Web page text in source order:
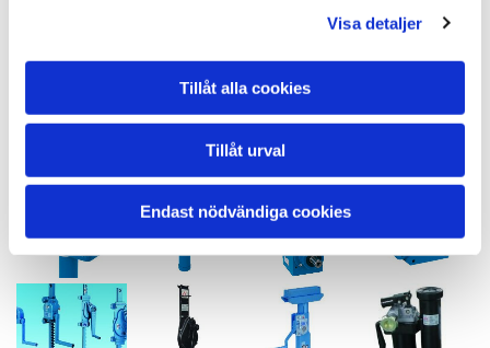
Visa detaljer
Tillåt alla cookies
Tillåt urval
Endast nödvändiga cookies